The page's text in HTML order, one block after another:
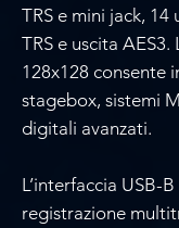
TRS e mini jack, 14
TRS e uscita
128x128 consente
stagebox, sistemi
digitali avanzati.
L’interfaccia USB-
registrazione